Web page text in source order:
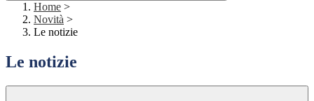
Home >
Novità >
Le notizie
Le notizie